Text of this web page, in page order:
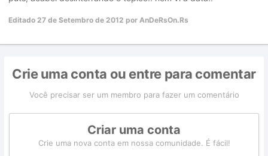
Editado 27 de Setembro de 2012 por AnDeRsOn.Rs
Crie uma conta ou entre para comentar
Você precisar ser um membro para fazer um comentário
Criar uma conta
Crie uma nova conta em nossa comunidade. É fácil!